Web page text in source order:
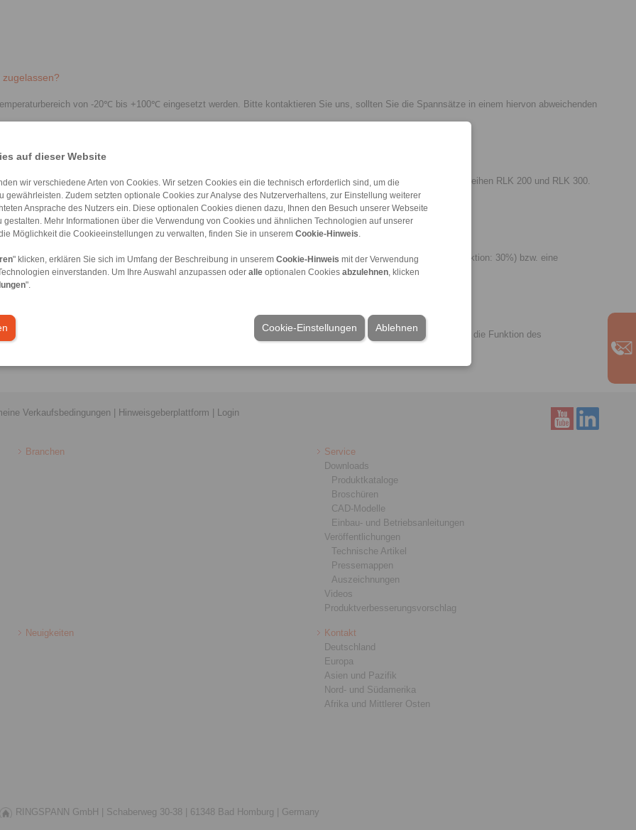
auf dieser Website
wir verschiedene Arten von Cookies. Wir setzen Cookies ein die technisch erforderlich sind, um die
gewährleisten. Zudem setzten optionale Cookies zur Analyse des Nutzerverhaltens, zur Einstellung weiterer
Ansprache des Nutzers ein. Diese optionalen Cookies dienen dazu, Ihnen den Besuch unserer Webseite
gestalten. Mehr Informationen über die Verwendung von Cookies und ähnlichen Technologien auf unserer
Möglichkeit die Cookieeinstellungen zu verwalten, finden Sie in unserem Cookie-Hinweis
" klicken, erklären Sie sich im Umfang der Beschreibung in unserem Cookie-Hinweis mit der Verwendung
einverstanden. Um Ihre Auswahl anzupassen oder alle optionalen Cookies abzulehnen , klicken
".
Ablehnen
Cookie-Einstellungen
von -20℃ bis +100℃ eingesetzt werden. Bitte kontaktieren Sie uns, sollten Sie die Spannsätze in einem hiervon abweichenden
erreicht werden?
der Welle zur Nabe von 0,02-0,04 mm erreichbar. Ausnahmen hiervon sind die Konus-Spannelemente der Baureihen RLK 200 und RLK 300.
der Nabe zur Welle zu sorgen.
das resultierende, übertragbare Drehmoment) durch eine Reduktion des Schraubenanzugsmoments (max. Reduktion: 30%) bzw. eine
können mit unseremOnline-Berechnungstooldurchgeführt werden.
werden?
möglich, da die Gestaltung der Nabe hier maßgeblich ist (je höher die Fliehkräfte, desto stärker der Einfluss auf die Funktion des
Drehzahlen.
Verkaufsbedingungen Hinweisgeberplattform Login
Branchen
Service
Downloads
Produktkataloge
Broschüren
CAD-Modelle
Einbau- und Betriebsanleitungen
Veröffentlichungen
Technische Artikel
Pressemappen
Auszeichnungen
Videos
Produktverbesserungsvorschlag
Neuigkeiten
Kontakt
Deutschland
Europa
Asien und Pazifik
Nord- und Südamerika
Afrika und Mittlerer Osten
RINGSPANN GmbH | Schaberweg 30-38 | 61348 Bad Homburg | Germany